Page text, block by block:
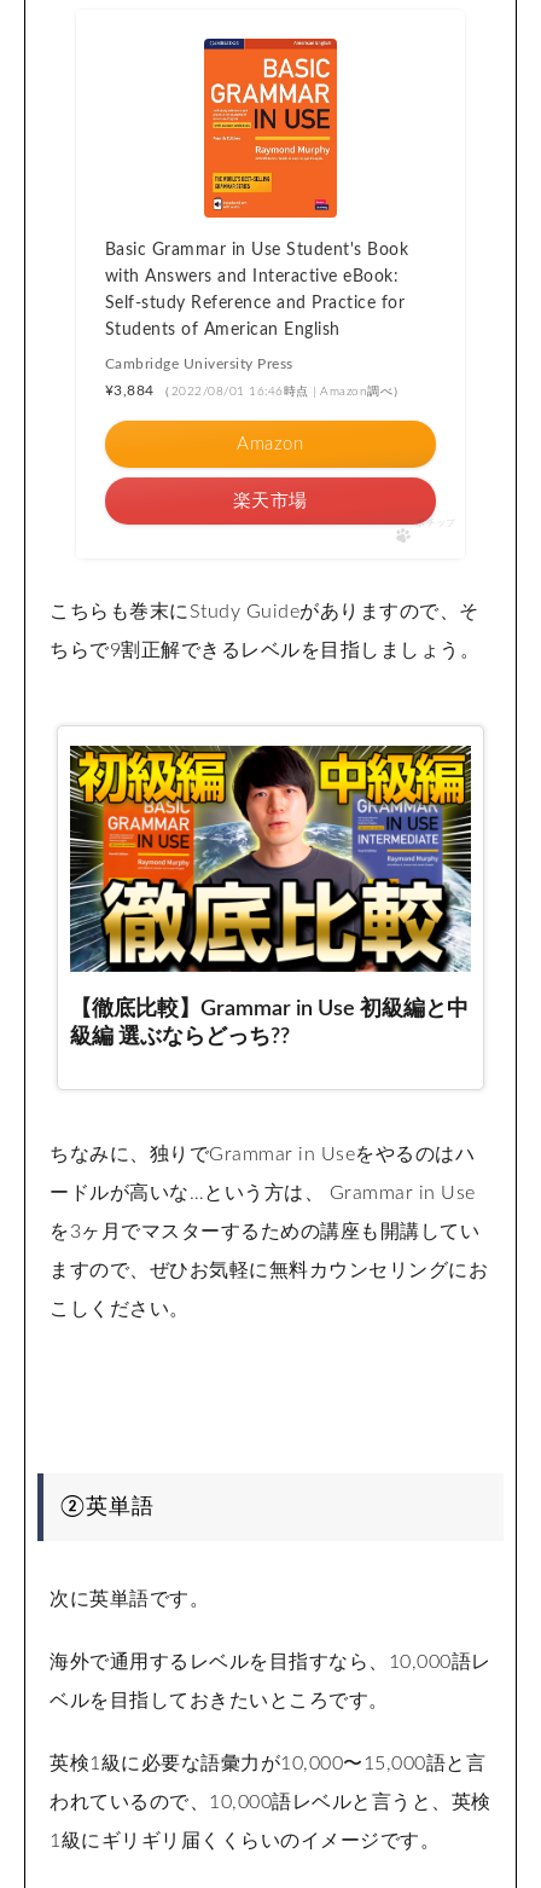
Basic Grammar in Use Student's Book
with Answers and Interactive eBook:
Self-study Reference and Practice for
Students of American English
Cambridge University Press
¥3,884
（2022/08/01 16:46時点 | Amazon調べ）
Amazon
楽天市場
ポチップ
こちらも巻末にStudy Guideがありますので、そ
ちらで9割正解できるレベルを目指しましょう。
ちなみに、独りでGrammar in Useをやるのはハ
ードルが高いな…という方は、 Grammar in Use
を3ヶ月でマスターするための講座も開講してい
ますので、ぜひお気軽に無料カウンセリングにお
こしください。
②英単語
次に英単語です。
海外で通用するレベルを目指すなら、10,000語レ
ベルを目指しておきたいところです。
英検1級に必要な語彙力が10,000〜15,000語と言
われているので、10,000語レベルと言うと、英検
1級にギリギリ届くくらいのイメージです。